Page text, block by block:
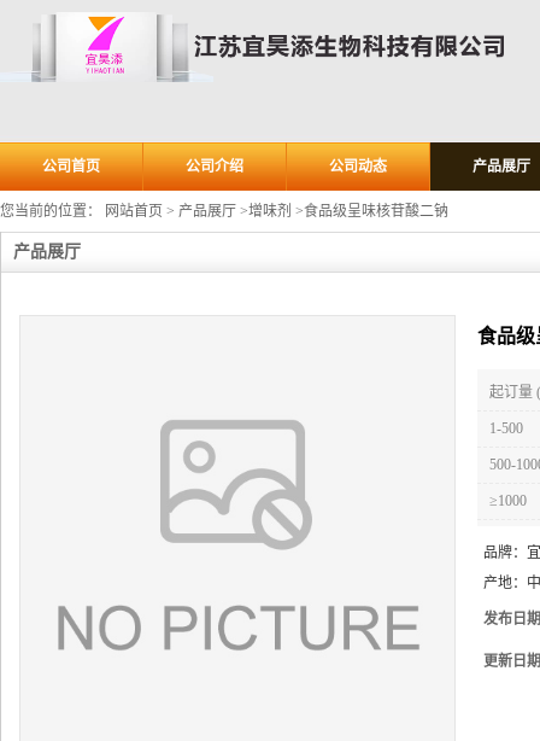
公司首页 公司介绍 公司动态 产品展厅
您当前的位置： 网站首页 > 产品展厅 >增味剂 >食品级呈味核苷酸二钠
产品展厅
食品级
起订量
1-500
500-
≥1000
品牌：
产地：
发布日
更新日